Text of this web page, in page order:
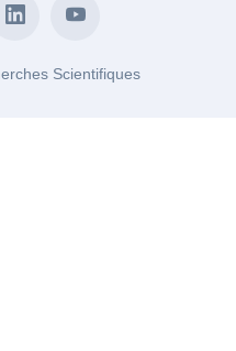
Scientifiques